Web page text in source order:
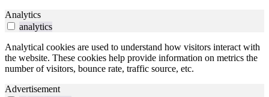
Analytics
analytics
Analytical cookies are used to understand how visitors interact with
the website. These cookies help provide information on metrics the
number of visitors, bounce rate, traffic source, etc.
Advertisement